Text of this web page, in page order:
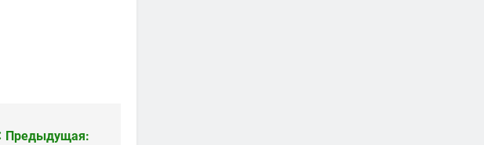
Предыдущая: